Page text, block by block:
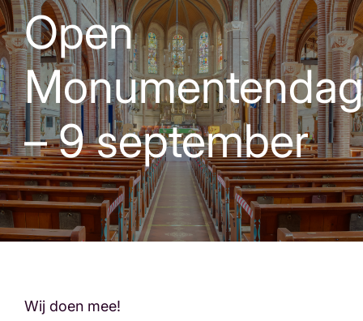
Open
Monumentendag
– 9 september
Wij doen mee!